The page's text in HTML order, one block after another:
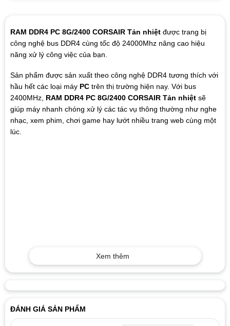
RAM DDR4 PC 8G/2400 CORSAIR Tản nhiệtđược trang bị
công nghệ bus DDR4 cùng tốc độ 24000Mhz nâng cao hiệu
năng xử lý công việc của bạn.
Sản phẩm được sản xuất theo công nghệ DDR4 tương thích với
hầu hết các loại máy PCtrên thị trường hiện nay. Với bus
2400MHz, RAM DDR4 PC 8G/2400 CORSAIR Tản nhiệtsẽ
giúp máy nhanh chóng xử lý các tác vụ thông thường như nghe
nhạc, xem phim, chơi game hay lướt nhiều trang web cùng một
lúc.
Xem thêm
ĐÁNH GIÁ SẢN PHẨM